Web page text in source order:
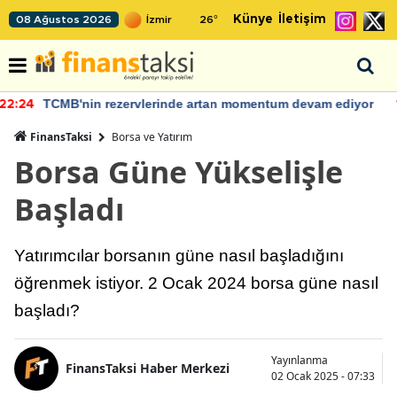
08 Ağustos 2026 26° Künye İletişim
12:03
Bakan Şimşek, Batman Havalimanı için umut verici
FinansTaksi Borsa ve Yatırım
Borsa Güne Yükselişle
Başladı
Yatırımcılar borsanın güne nasıl başladığını
öğrenmek istiyor. 2 Ocak 2024 borsa güne nasıl
başladı?
FinansTaksi Haber Merkezi
Yayınlanma
02 Ocak 2025 - 07:33